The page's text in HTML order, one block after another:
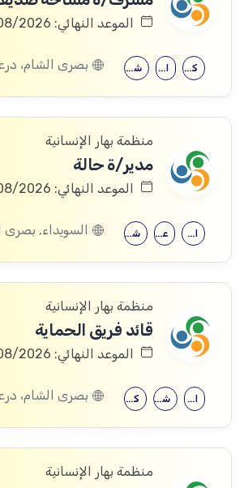
الموعد النهائي: 21/08/2026
شهادة جامعية الحقوق كلية التربية
منظمة بهار الإنسانية
مدير/ة حالة
الموعد النهائي: 21/08/2026
شهادة جامعية علم النفس الإرشاد النفسي
منظمة بهار الإنسانية
قائد فريق الحماية
الموعد النهائي: 21/08/2026
كلية التربية شهادة معهد الاقتصاد
منظمة بهار الإنسانية